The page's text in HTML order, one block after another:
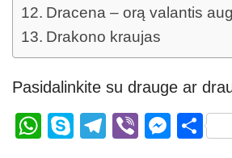
Dracena – orą valantis
Drakono kraujas
Pasidalinkite su drauge ar
W
S
T
Vi
M S